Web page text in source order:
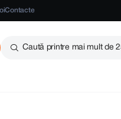
Contacte
Caută printre mai mult de